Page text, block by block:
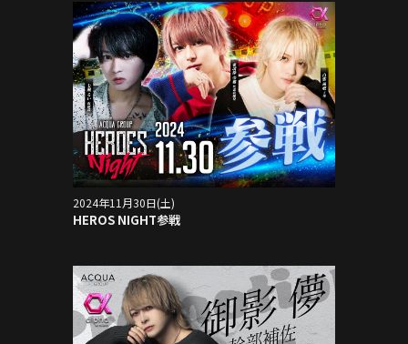
2024年11月30日(土)
HEROS NIGHT参戦